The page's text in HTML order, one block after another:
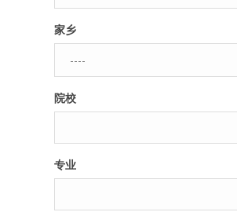
没帐号？注册一个
家乡
院校
专业